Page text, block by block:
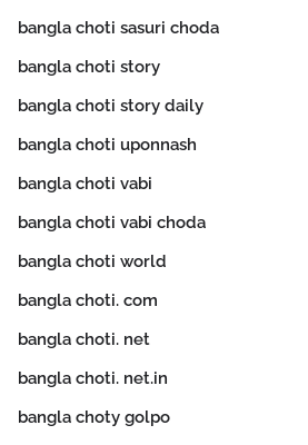
bangla choti sasuri choda
bangla choti story
bangla choti story daily
bangla choti uponnash
bangla choti vabi
bangla choti vabi choda
bangla choti world
bangla choti. com
bangla choti. net
bangla choti. net.in
bangla choty golpo